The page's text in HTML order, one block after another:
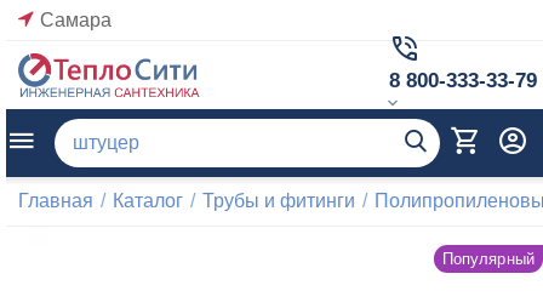
Самара
8 800-333-33-79
Главная / Каталог / Трубы и фитинги /
Популярный